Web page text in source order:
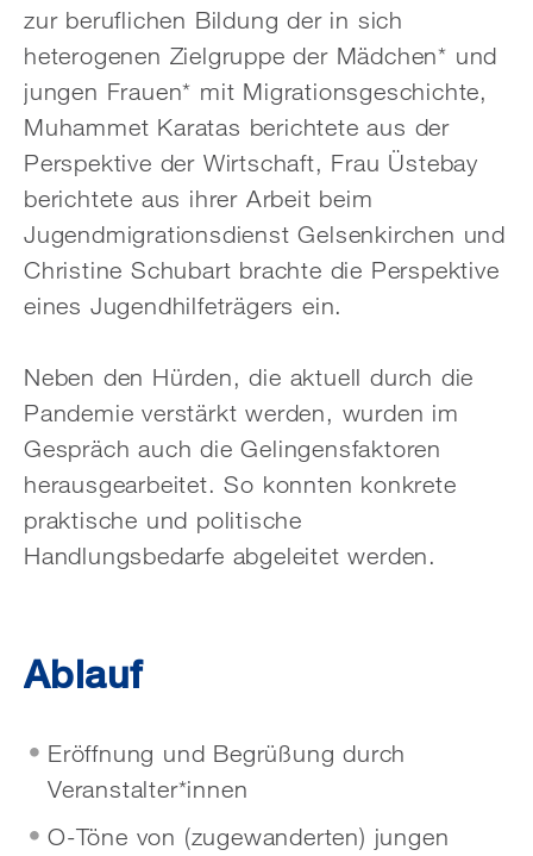
zur beruflichen Bildung der in sich
heterogenen Zielgruppe der Mädchen* und
jungen Frauen* mit Migrationsgeschichte,
Muhammet Karatas berichtete aus der
Perspektive der Wirtschaft, Frau Üstebay
berichtete aus ihrer Arbeit beim
Jugendmigrationsdienst Gelsenkirchen und
Christine Schubart brachte die Perspektive
eines Jugendhilfeträgers ein.
Neben den Hürden, die aktuell durch die
Pandemie verstärkt werden, wurden im
Gespräch auch die Gelingensfaktoren
herausgearbeitet. So konnten konkrete
praktische und politische
Handlungsbedarfe abgeleitet werden.
Ablauf
Eröffnung und Begrüßung durch
Veranstalter*innen
O-Töne von (zugewanderten) jungen